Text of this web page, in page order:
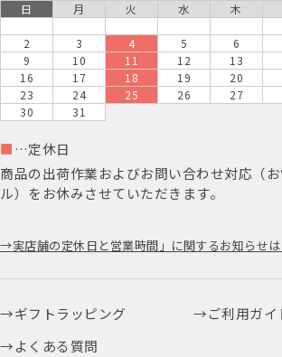
日 月 火 水 木
2
3 4 5 6
9
10 11 12 13
16
17 18 19 20
23
24 25 26 27
30
31
■ …定休日
商品の出荷作業およびお問い合わせ対応（
ル）をお休みさせていただきます。
実店舗の定休日と営業時間」に関するお知らせ
ギフトラッピング
ご利用ガイ
よくある質問